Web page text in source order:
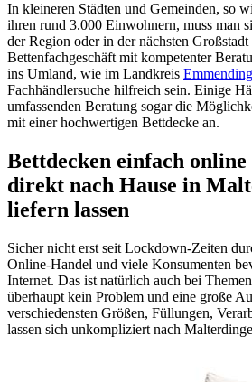
In kleineren Städten und Gemeinden, so
ihren rund 3.000 Einwohnern, muss man
der Region oder in der nächsten
Bettenfachgeschäft mit kompetenter
ins Umland, wie im Landkreis
Fachhändlersuche hilfreich sein. Einige
umfassenden Beratung sogar die
mit einer hochwertigen Bettdecke an.
Bettdecken einfach online
direkt nach Hause in
liefern lassen
Sicher nicht erst seit Lockdown-Zeiten
Online-Handel und viele Konsumenten
Internet. Das ist natürlich auch bei
überhaupt kein Problem und eine große
verschiedensten Größen, Füllungen,
lassen sich unkompliziert nach